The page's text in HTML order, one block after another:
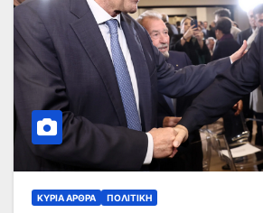
ΚΥΡΙΑ ΑΡΘΡΑ ΠΟΛΙΤΙΚΉ